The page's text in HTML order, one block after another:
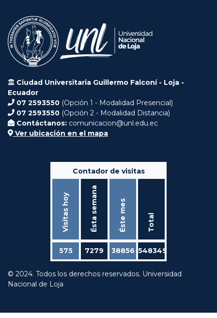
Ciudad Universitaria Guillermo Falconí - Loja -
Ecuador
07 2593550 (Opción 1 - Modalidad Presencial)
07 2593550 (Opción 2 - Modalidad Distancia)
Contáctanos: comunicacion@unl.edu.ec
Ver ubicación en el mapa
Contador de visitas
Visitas hoy Ésta semana Éste mes Total
575 7279 38856 548349
© 2024. Todos los derechos reservados. Universidad
Nacional de Loja